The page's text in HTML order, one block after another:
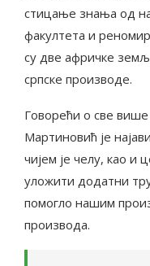
стицање знања од
факултета и
су две афричке
српске производе.
Говорећи о све више
Мартиновић је
чијем је челу, као и
уложити додатни
помогло нашим
производа.